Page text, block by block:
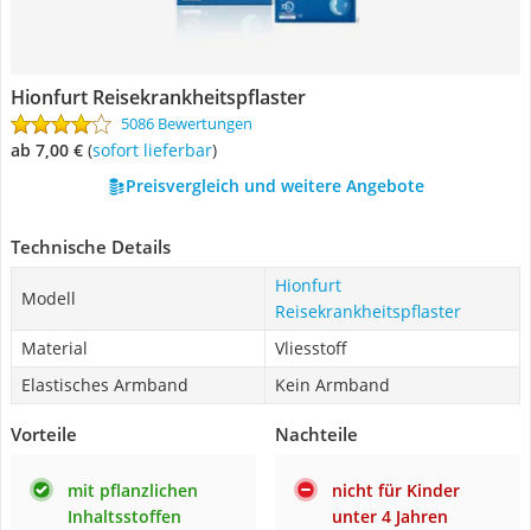
Hionfurt Reisekrankheitspflaster
5086 Bewertungen
ab 7,00 € ( Sofort lieferbar)
Preisvergleich und weitere Angebote
Technische Details
Modell
Hionfurt
Reisekrankheitspflaster
Material
Vliesstoff
Elastisches Armband
Kein Armband
Vorteile
mit pflanzlichen
Inhaltsstoffen
Nachteile
nicht für Kinder
unter 4 Jahren